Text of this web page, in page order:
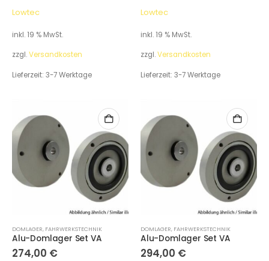
Lowtec
inkl. 19 % MwSt.
zzgl.Versandkosten
Lieferzeit: 3-7 Werktage
Lowtec
inkl. 19 % MwSt.
zzgl.Versandkosten
Lieferzeit: 3-7 Werktage
DOMLAGER, FAHRWERKSTECHNIK
Alu-Domlager Set VA
274,00 €
DOMLAGER, FAHRWERKSTECHNIK
Alu-Domlager Set VA
294,00 €